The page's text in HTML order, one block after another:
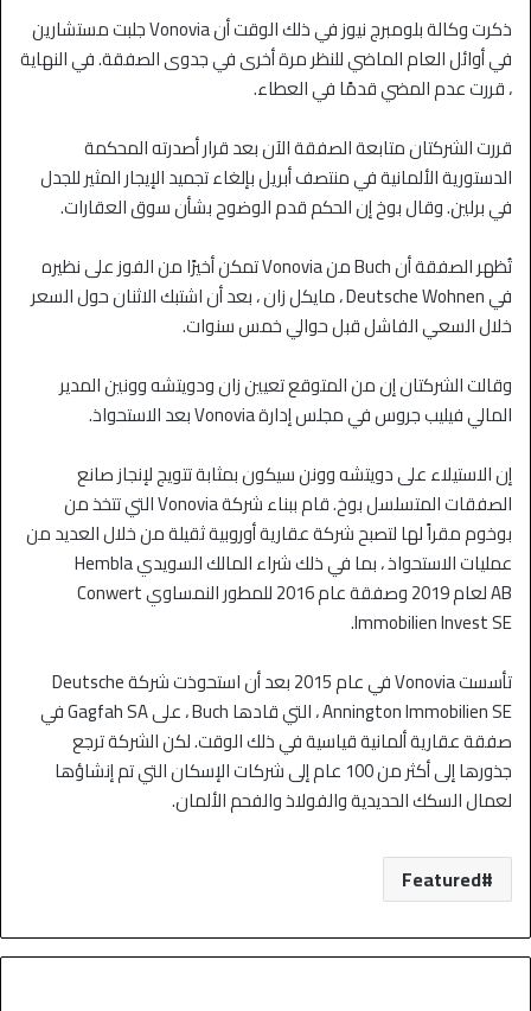
ذكرت وكالة بلومبرج نيوز في ذلك الوقت أن Vonovia جلبت مستشارين
في أوائل العام الماضي للنظر مرة أخرى في جدوى الصفقة. في النهاية
، قررت عدم المضي قدمًا في العطاء.
قررت الشركتان متابعة الصفقة الآن بعد قرار أصدرته المحكمة
الدستورية الألمانية في منتصف أبريل بإلغاء تجميد الإيجار المثير للجدل
في برلين. وقال بوخ إن الحكم قدم الوضوح بشأن سوق العقارات.
تُظهر الصفقة أن Buch من Vonovia تمكن أخيرًا من الفوز على نظيره
في Deutsche Wohnen ، مايكل زان ، بعد أن اشتبك الاثنان حول السعر
خلال السعي الفاشل قبل حوالي خمس سنوات.
وقالت الشركتان إن من المتوقع تعيين زان ودويتشه وونين المدير
المالي فيليب جروس في مجلس إدارة Vonovia بعد الاستحواذ.
إن الاستيلاء على دويتشه وونن سيكون بمثابة تتويج لإنجاز صانع
الصفقات المتسلسل بوخ. قام ببناء شركة Vonovia التي تتخذ من
بوخوم مقراً لها لتصبح شركة عقارية أوروبية ثقيلة من خلال العديد من
عمليات الاستحواذ ، بما في ذلك شراء المالك السويدي Hembla
AB لعام 2019 وصفقة عام 2016 للمطور النمساوي Conwert
Immobilien Invest SE.
تأسست Vonovia في عام 2015 بعد أن استحوذت شركة Deutsche
Annington Immobilien SE ، التي قادها Buch ، على Gagfah SA في
صفقة عقارية ألمانية قياسية في ذلك الوقت. لكن الشركة ترجع
جذورها إلى أكثر من 100 عام إلى شركات الإسكان التي تم إنشاؤها
لعمال السكك الحديدية والفولاذ والفحم الألمان.
Featured